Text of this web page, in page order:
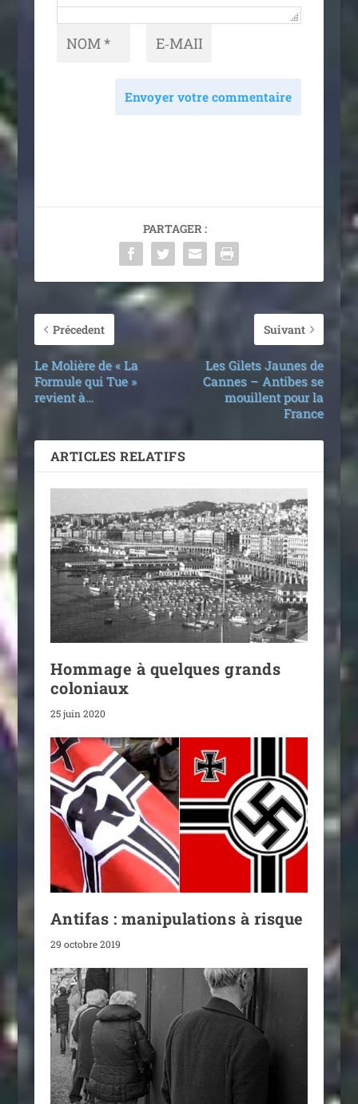
Envoyer votre commentaire
PARTAGER :
Précedent
Le Molière de « La
Formule qui Tue »
revient à…
Suivant
Les Gilets Jaunes de
Cannes – Antibes se
mouillent pour la
France
ARTICLES RELATIFS
Hommage à quelques grands
coloniaux
25 juin 2020
Antifas : manipulations à risque
29 octobre 2019